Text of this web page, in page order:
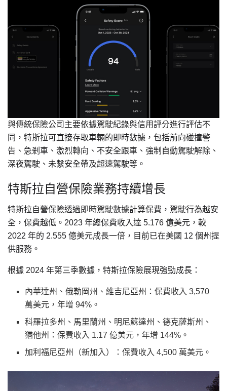
與傳統保險公司主要依據駕駛紀錄與信用評分進行評估不
同，特斯拉可直接存取車輛的即時數據，包括前向碰撞警
告、急剎車、激烈轉向、不安全跟車、強制自動駕駛解除、
深夜駕駛、未繫安全帶及超速駕駛等。
特斯拉自營保險業務持續增長
特斯拉自營保險透過即時駕駛數據計算保費，駕駛行為越安
全，保費越低。2023 年總保費收入達 5.176 億美元，較
2022 年的 2.555 億美元成長一倍，目前已在美國 12 個州提
供服務。
根據 2024 年第三季數據，特斯拉保險展現強勁成長：
內華達州、俄勒岡州、維吉尼亞州：保費收入 3,570
萬美元，年增 94%。
科羅拉多州、馬里蘭州、明尼蘇達州、德克薩斯州、
猶他州：保費收入 1.17 億美元，年增 144%。
加利福尼亞州（新加入）：保費收入 4,500 萬美元。